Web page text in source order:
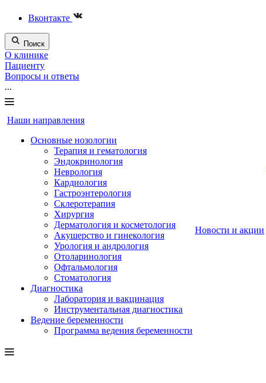
Вконтакте
Поиск
О клинике
Пациенту
Вопросы и ответы
...
Наши направления
Основные нозологии
Терапия и гематология
Эндокринология
Неврология
Кардиология
Гастроэнтерология
Склеротерапия
Хирургия
Дерматология и косметология
Акушерство и гинекология
Урология и андрология
Отоларинология
Офтальмология
Стоматология
Диагностика
Лаборатория и вакцинация
Инструментальная диагностика
Ведение беременности
Программа ведения беременности
Новости и акции